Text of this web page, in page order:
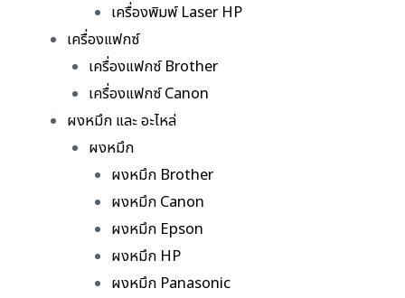
เครื่องพิมพ์ Laser HP
เครื่องแฟกซ์
เครื่องแฟกซ์ Brother
เครื่องแฟกซ์ Canon
ผงหมึก และ อะไหล่
ผงหมึก
ผงหมึก Brother
ผงหมึก Canon
ผงหมึก Epson
ผงหมึก HP
ผงหมึก Panasonic